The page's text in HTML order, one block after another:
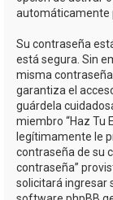
automáticamente
Su contraseña
está segura. Sin
misma
garantiza el
guárdela
miembro “Haz Tu
legítimamente le
contraseña de su
contraseña”
solicitará ingresar